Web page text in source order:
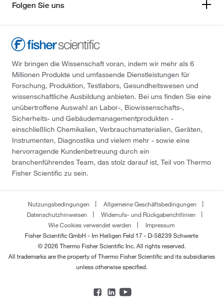
Folgen Sie uns
Wir bringen die Wissenschaft voran, indem wir mehr als 6
Millionen Produkte und umfassende Dienstleistungen für
Forschung, Produktion, Testlabors, Gesundheitswesen und
wissenschaftliche Ausbildung anbieten. Bei uns finden Sie eine
unübertroffene Auswahl an Labor-, Biowissenschafts-,
Sicherheits- und Gebäudemanagementprodukten -
einschließlich Chemikalien, Verbrauchsmaterialien, Geräten,
Instrumenten, Diagnostika und vielem mehr - sowie eine
hervorragende Kundenbetreuung durch ein
branchenführendes Team, das stolz darauf ist, Teil von Thermo
Fisher Scientific zu sein.
Nutzungsbedingungen
Allgemeine Geschäftsbedingungen
Datenschutzhinweisen
Widerrufs- und Rückgaberichtlinien
Wie Cookies verwendet werden
Impressum
Fisher Scientific GmbH - Im Heiligen Feld 17 - D-58239 Schwerte
© 2026 Thermo Fisher Scientific Inc. All rights reserved.
All trademarks are the property of Thermo Fisher Scientific and its subsidiaries
unless otherwise specified.